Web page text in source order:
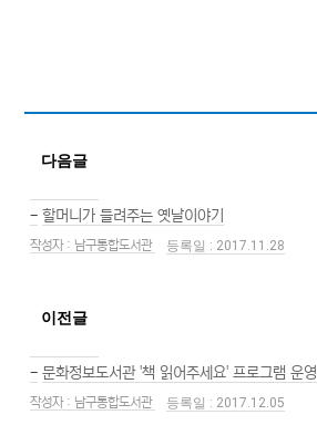
다음글
- 할머니가 들려주는 옛날이야기
남구통합도서관 2017.11.28
이전글
- 문화정보도서관 '책 읽어주세요' 프로그램 운영
남구통합도서관 2017.12.05